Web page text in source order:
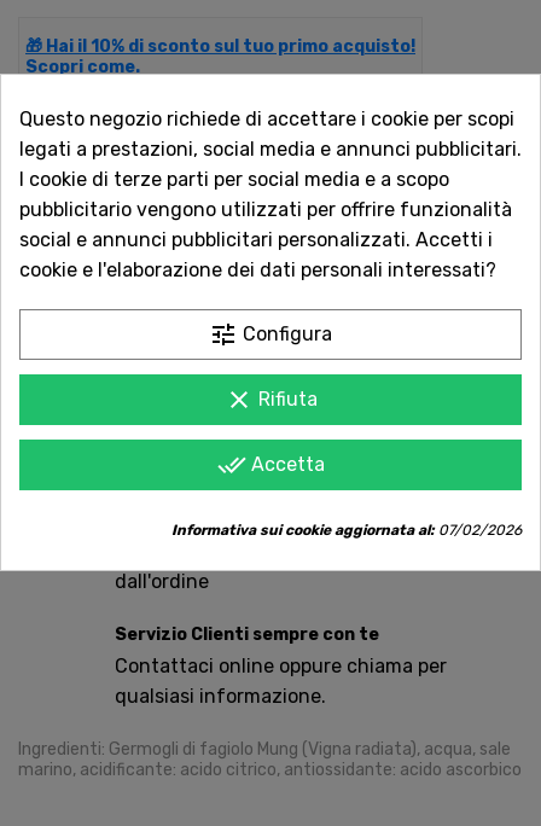
🎁 Hai il 10% di sconto sul tuo primo acquisto!
Scopri come.
QUANTITÀ
AGGIUNGI AL CARRELLO
Acquista in totale sicurezza
Dal 1957 a Catania. Clicca e leggi le oltre
1.000 recensioni dei nostri clienti.
Spedizioni rapide
dall'ordine
Servizio Clienti sempre con te
Contattaci online oppure chiama per
qualsiasi informazione.
Ingredienti: Germogli di fagiolo Mung (Vigna radiata), acqua, sale
marino, acidificante: acido citrico, antiossidante: acido ascorbico
Questo negozio richiede di accettare i cookie per scopi
legati a prestazioni, social media e annunci pubblicitari.
I cookie di terze parti per social media e a scopo
pubblicitario vengono utilizzati per offrire funzionalità
social e annunci pubblicitari personalizzati. Accetti i
cookie e l'elaborazione dei dati personali interessati?
tune Configura
clear Rifiuta
done_all Accetta
Informativa sui cookie aggiornata al:07/02/2026